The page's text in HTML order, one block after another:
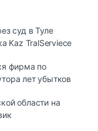
суд в Туле
Kaz TralServiece
фирма по
лет убытков
области на